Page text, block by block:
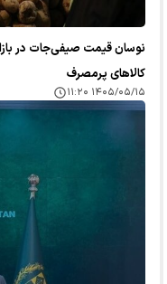
نوسان قیمت صیفی‌جات در
کالا‌های پرمصرف
۱۴۰۵/۰۵/۱۵ ۱۱:۲۰